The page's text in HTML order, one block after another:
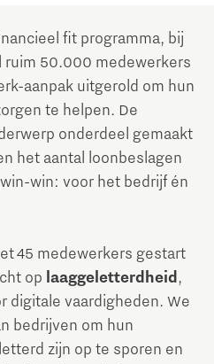
fit programma, bij
ruim 50.000 medewerkers
aanpak uitgerold om hun
te helpen. De
onderdeel gemaakt
het aantal loonbeslagen
win: voor het bedrijf én
45 medewerkers gestart
op laaggeletterdheid,
digitale vaardigheden. We
bedrijven om hun
zijn op te sporen en